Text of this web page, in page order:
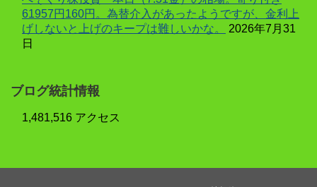
61957円160円。為替介入があったようですが、金利上
げしないと上げのキープは難しいかな。
2026年7月31
日
ブログ統計情報
1,481,516 アクセス